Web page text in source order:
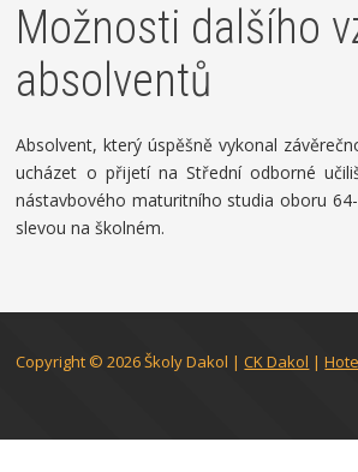
Možnosti dalšího
absolventů
Absolvent, který úspěšně vykonal
ucházet o přijetí na Střední odborné
nástavbového maturitního studia oboru
slevou na školném.
Copyright © 2026Školy Dakol |CK Dakol |